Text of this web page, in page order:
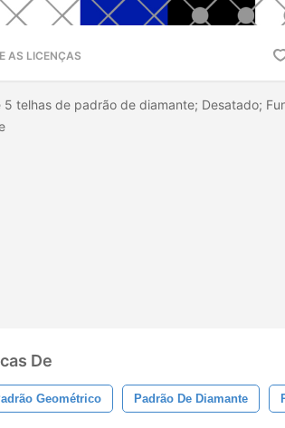
AS LICENÇAS
5 telhas de padrão de diamante; Desatado;
De
Geométrico Padrão De Diamante